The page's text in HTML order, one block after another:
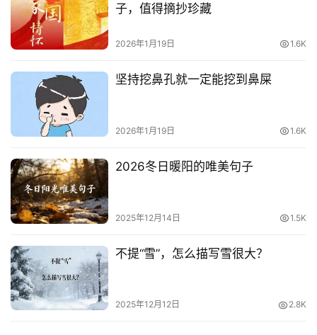
子，值得摘抄珍藏
2026年1月19日 1.6K
坚持挖鼻孔就一定能挖到鼻屎
2026年1月19日 1.6K
2026冬日暖阳的唯美句子
2025年12月14日 1.5K
不提“雪”，怎么描写雪很大？
2025年12月12日 2.8K